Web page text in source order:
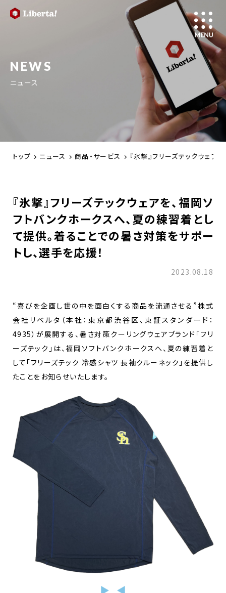
NEWS
ニュース
トップ ニュース 商品・サービス 『氷撃』フリーズテックウェア
『氷撃』フリーズテックウェアを、福岡ソ
フトバンクホークスへ、夏の練習着とし
て提供。着ることでの暑さ対策をサポー
トし、選手を応援！
2023.08.18
“喜びを企画し世の中を面白くする商品を流通させる”株式
会社リベルタ（本社：東京都渋谷区、東証スタンダード：
4935）が展開する、暑さ対策クーリングウェアブランド「フリ
ーズテック」は、福岡ソフトバンクホークスへ、夏の練習着と
して「フリーズテック 冷感シャツ 長袖クルーネック」を提供し
たことをお知らせいたします。